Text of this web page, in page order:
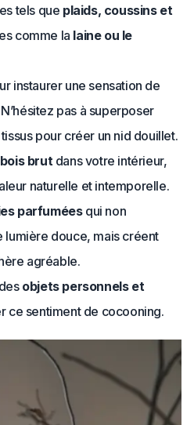
tels que plaids, coussins et
comme la laine ou le
instaurer une sensation de
pas à superposer
pour créer un nid douillet.
brutdans votre intérieur,
naturelle et intemporelle.
parfuméesqui non
lumière douce, mais créent
agréable.
objets personnels et
ce sentiment de cocooning.